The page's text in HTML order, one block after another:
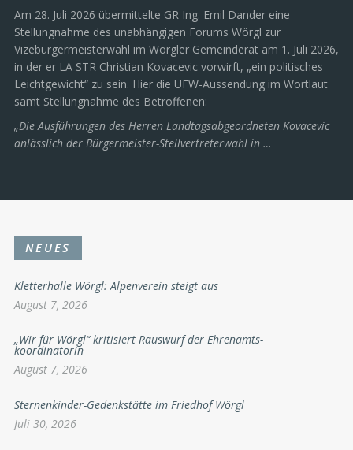
Am 28. Juli 2026 übermittelte GR Ing. Emil Dander eine
Stellungnahme des unabhängigen Forums Wörgl zur
Vizebürgermeisterwahl im Wörgler Gemeinderat am 1. Juli 2026,
in der er LA STR Christian Kovacevic vorwirft, „ein politisches
Leichtgewicht“ zu sein. Hier die UFW-Aussendung im Wortlaut
samt Stellungnahme des Betroffenen:
„Die Ausführungen des Herren Landtagsabgeordneten Kovacevic
anlässlich der Bürgermeister-Stellvertreterwahl in …
NEUES
Kletterhalle Wörgl: Alpenverein steigt aus
August 7, 2026
„Wir für Wörgl“ kritisiert Rauswurf der Ehrenamts-
koordinatorin
August 7, 2026
Sternenkinder-Gedenkstätte im Friedhof Wörgl
Juli 30, 2026